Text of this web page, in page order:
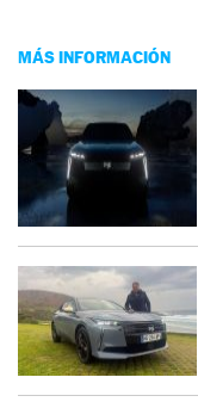
MÁS INFORMACIÓN